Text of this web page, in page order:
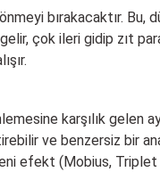
bırakacaktır. Bu,
çok ileri gidip zıt
karşılık gelen
ve benzersiz bir
efekt (Mobius,